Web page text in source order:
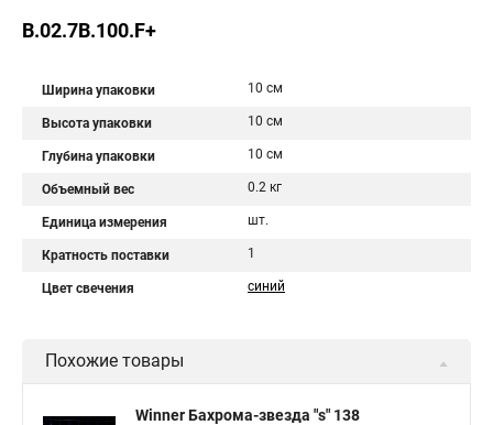
B.02.7В.100.F+
Ширина упаковки 10 см
Высота упаковки 10 см
Глубина упаковки 10 см
Объемный вес 0.2 кг
Единица измерения шт.
Кратность поставки 1
Цвет свечения синий
Похожие товары
Winner Бахрома-звезда "s" 138